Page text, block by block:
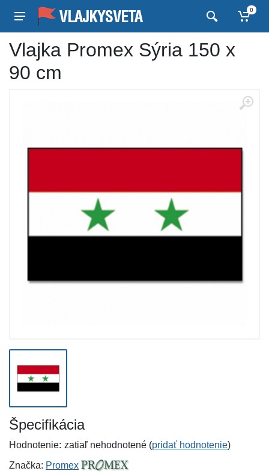
0
Vlajka Promex Sýria 150 x
90 cm
Špecifikácia
Hodnotenie: zatiaľ nehodnotené (pridať hodnotenie)
Značka: Promex